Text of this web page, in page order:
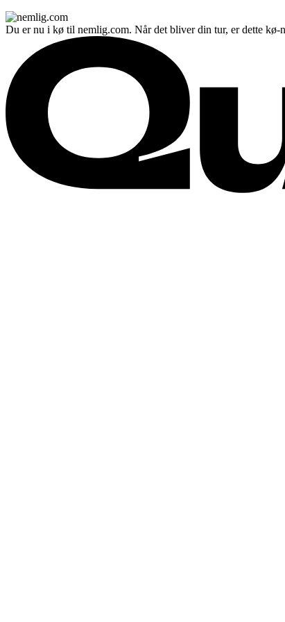
Du er nu i kø til nemlig.com. Når det bliver din tur, er dette kø-